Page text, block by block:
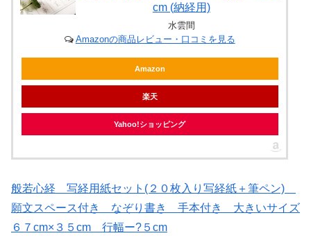
cm (納経用)
水雲間
Amazonの商品レビュー・口コミを見る
Amazon
楽天
Yahoo!ショッピング
般若心経 写経用紙セット(２０枚入り写経紙＋筆ペン)
願文スペース付き なぞり書き 手本付き 大きいサイズ
６７cm×３５cm 行幅ー?５cm